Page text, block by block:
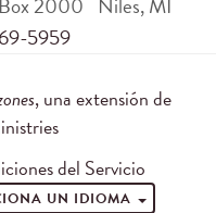
5959
, una extensión de
del Servicio
UN IDIOMA